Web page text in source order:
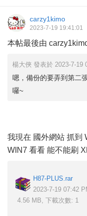
carzy1kimo
2023-7-19 19:41:01
本帖最後由
楊大俠 發表於 2023-7-19
嗯，備份的要弄到第二
囉~
我現在 國外網站 抓到
WIN7 看看 能不能刷
H87-PLUS.rar
2023-7-19 07:42
4.56 MB, 下載次數: 1